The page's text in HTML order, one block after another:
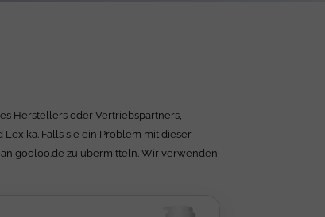
Herstellers oder Vertriebspartners,
Falls sie ein Problem mit dieser
gooloo.de zu übermitteln. Wir verwenden